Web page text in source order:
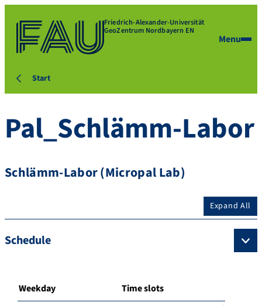
Friedrich-Alexander-Universität
GeoZentrum Nordbayern EN
Menu
Start
Pal_Schlämm-Labor
Schlämm-Labor (Micropal Lab)
Expand All
Schedule
Weekday Time slots